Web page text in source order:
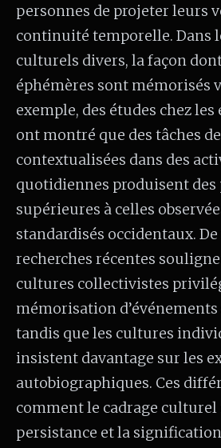
personnes de projeter leurs
continuité temporelle. Dans
culturels divers, la façon
éphémères sont mémorisés
exemple, des études chez
ont montré que des tâches
contextualisées dans des
quotidiennes produisent
supérieures à celles
standardisés occidentaux. De
recherches récentes
cultures collectivistes
mémorisation
tandis que les cultures
insistent davantage sur les
autobiographiques. Ces
comment le cadrage
persistance et la